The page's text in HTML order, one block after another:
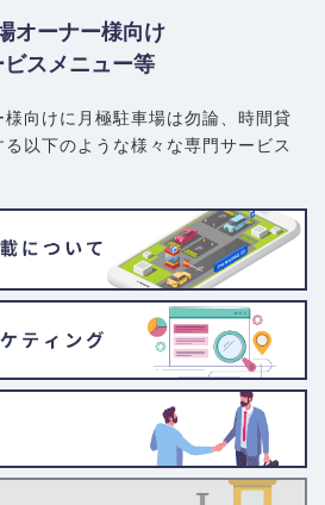
オーナー様向け
ビスメニュー等
向けに月極駐車場は勿論、 時間貸
以下のような様々な専門サービス